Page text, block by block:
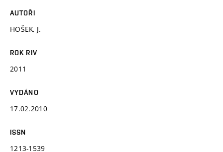
AUTOŘI
HOŠEK, J.
ROK RIV
2011
VYDÁNO
17.02.2010
ISSN
1213-1539